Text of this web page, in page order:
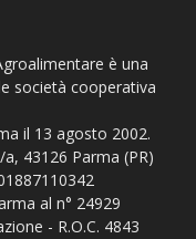
è una
società cooperativa
il 13 agosto 2002.
43126 Parma (PR)
al n° 24929
- R.O.C. 4843